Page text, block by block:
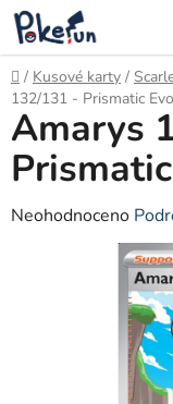
Přejít
na
obsah
Domů
/ Kusové karty /
132/131 - Prismatic
Amarys
Průměrné
Neohodnoceno